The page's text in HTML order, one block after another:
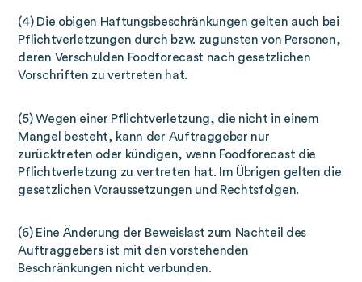
(4) Die obigen Haftungsbeschränkungen gelten auch bei
Pflichtverletzungen durch bzw. zugunsten von Personen,
deren Verschulden Foodforecast nach gesetzlichen
Vorschriften zu vertreten hat.
(5) Wegen einer Pflichtverletzung, die nicht in einem
Mangel besteht, kann der Auftraggeber nur
zurücktreten oder kündigen, wenn Foodforecast die
Pflichtverletzung zu vertreten hat. Im Übrigen gelten die
gesetzlichen Voraussetzungen und Rechtsfolgen.
(6) Eine Änderung der Beweislast zum Nachteil des
Auftraggebers ist mit den vorstehenden
Beschränkungen nicht verbunden.